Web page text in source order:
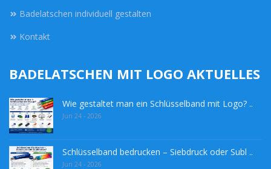
Badelatschen individuell gestalten
Kontakt
BADELATSCHEN MIT LOGO AKTUELLES
Wie gestaltet man ein Schlüsselband mit Logo? ..
Jun 24 - 2026
Schlüsselband bedrucken – Siebdruck oder Subl ..
Jun 24 - 2026